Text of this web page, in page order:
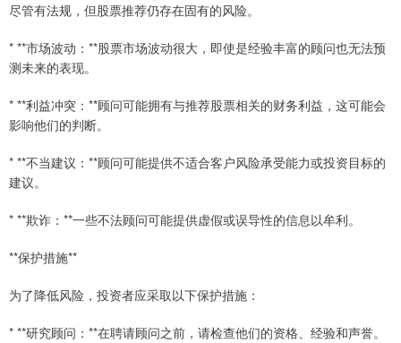
尽管有法规，但股票推荐仍存在固有的风险。
* **市场波动：**股票市场波动很大，即使是经验丰富的顾问也无法预
测未来的表现。
* **利益冲突：**顾问可能拥有与推荐股票相关的财务利益，这可能会
影响他们的判断。
* **不当建议：**顾问可能提供不适合客户风险承受能力或投资目标的
建议。
* **欺诈：**一些不法顾问可能提供虚假或误导性的信息以牟利。
**保护措施**
为了降低风险，投资者应采取以下保护措施：
* **研究顾问：**在聘请顾问之前，请检查他们的资格、经验和声誉。